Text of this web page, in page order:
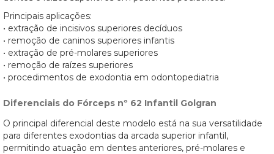
Principais aplicações:
• extração de incisivos superiores decíduos
• remoção de caninos superiores infantis
• extração de pré-molares superiores
• remoção de raízes superiores
• procedimentos de exodontia em odontopediatria
Diferenciais do Fórceps nº 62 Infantil Golgran
O principal diferencial deste modelo está na sua versatilidade
para diferentes exodontias da arcada superior infantil,
permitindo atuação em dentes anteriores, pré-molares e